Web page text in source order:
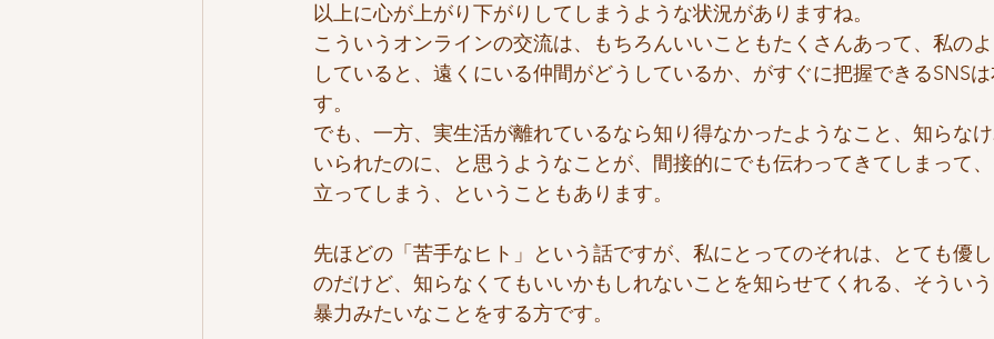
以上に心が上がり下がりしてしまうような状況がありますね。
こういうオンラインの交流は、もちろんいいこともたくさんあって、私の
していると、遠くにいる仲間がどうしているか、がすぐに把握できるSNS
す。
でも、一方、実生活が離れているなら知り得なかったようなこと、知らな
いられたのに、と思うようなことが、間接的にでも伝わってきてしまって
立ってしまう、ということもあります。
先ほどの「苦手なヒト」という話ですが、私にとってのそれは、とても優
のだけど、知らなくてもいいかもしれないことを知らせてくれる、そうい
暴力みたいなことをする方です。